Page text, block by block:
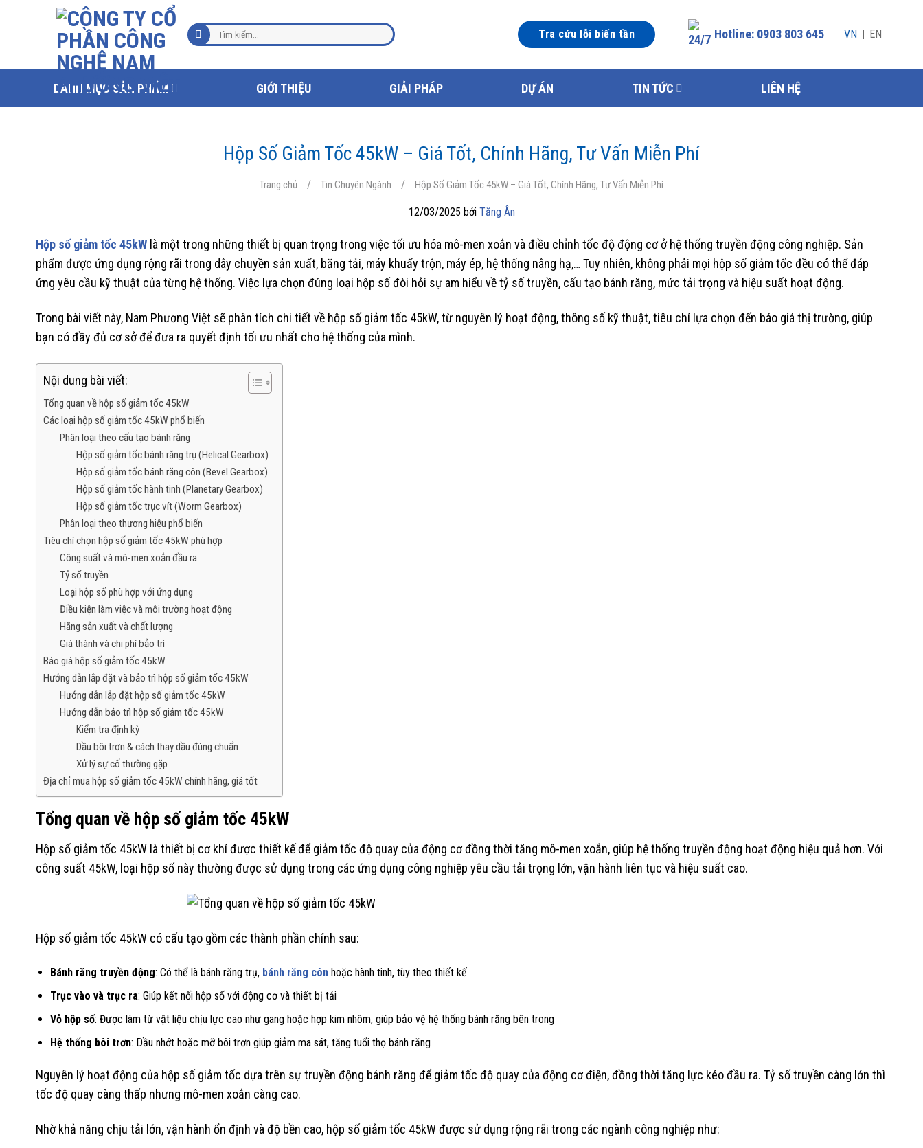
Tìm
kiếm:
Tra cứu lỗi biến tần Hotline: 0903 803 645 EN
VN
DANH MỤC SẢN PHẨM GIỚI THIỆU GIẢI PHÁP DỰ ÁN TIN TỨC LIÊN HỆ
Hộp Số Giảm Tốc 45kW – Giá Tốt, Chính Hãng, Tư Vấn Miễn Phí
Trang chủ / Tin Chuyên Ngành / Hộp Số Giảm Tốc 45kW – Giá Tốt, Chính Hãng, Tư Vấn Miễn Phí
12/03/2025 bởi Tăng Ân
Hộp số giảm tốc 45kW là một trong những thiết bị quan trọng trong việc tối ưu hóa mô-men xoắn và điều chỉnh tốc độ động cơ ở hệ thống truyền động công nghiệp. Sản
phẩm được ứng dụng rộng rãi trong dây chuyền sản xuất, băng tải, máy khuấy trộn, máy ép, hệ thống nâng hạ,… Tuy nhiên, không phải mọi hộp số giảm tốc đều có thể đáp
ứng yêu cầu kỹ thuật của từng hệ thống. Việc lựa chọn đúng loại hộp số đòi hỏi sự am hiểu về tỷ số truyền, cấu tạo bánh răng, mức tải trọng và hiệu suất hoạt động.
Trong bài viết này, Nam Phương Việt sẽ phân tích chi tiết về hộp số giảm tốc 45kW, từ nguyên lý hoạt động, thông số kỹ thuật, tiêu chí lựa chọn đến báo giá thị trường, giúp
bạn có đầy đủ cơ sở để đưa ra quyết định tối ưu nhất cho hệ thống của mình.
Nội dung bài viết:
Tổng quan về hộp số giảm tốc 45kW
Các loại hộp số giảm tốc 45kW phổ biến
Phân loại theo cấu tạo bánh răng
Hộp số giảm tốc bánh răng trụ (Helical Gearbox)
Hộp số giảm tốc bánh răng côn (Bevel Gearbox)
Hộp số giảm tốc hành tinh (Planetary Gearbox)
Hộp số giảm tốc trục vít (Worm Gearbox)
Phân loại theo thương hiệu phổ biến
Tiêu chí chọn hộp số giảm tốc 45kW phù hợp
Công suất và mô-men xoắn đầu ra
Tỷ số truyền
Loại hộp số phù hợp với ứng dụng
Điều kiện làm việc và môi trường hoạt động
Hãng sản xuất và chất lượng
Giá thành và chi phí bảo trì
Báo giá hộp số giảm tốc 45kW
Hướng dẫn lắp đặt và bảo trì hộp số giảm tốc 45kW
Hướng dẫn lắp đặt hộp số giảm tốc 45kW
Hướng dẫn bảo trì hộp số giảm tốc 45kW
Kiểm tra định kỳ
Dầu bôi trơn & cách thay dầu đúng chuẩn
Xử lý sự cố thường gặp
Địa chỉ mua hộp số giảm tốc 45kW chính hãng, giá tốt
Tổng quan về hộp số giảm tốc 45kW
Hộp số giảm tốc 45kW là thiết bị cơ khí được thiết kế để giảm tốc độ quay của động cơ đồng thời tăng mô-men xoắn, giúp hệ thống truyền động hoạt động hiệu quả hơn. Với
công suất 45kW, loại hộp số này thường được sử dụng trong các ứng dụng công nghiệp yêu cầu tải trọng lớn, vận hành liên tục và hiệu suất cao.
Hộp số giảm tốc 45kW có cấu tạo gồm các thành phần chính sau:
Bánh răng truyền động: Có thể là bánh răng trụ, bánh răng cônhoặc hành tinh, tùy theo thiết kế
Trục vào và trục ra: Giúp kết nối hộp số với động cơ và thiết bị tải
Vỏ hộp số: Được làm từ vật liệu chịu lực cao như gang hoặc hợp kim nhôm, giúp bảo vệ hệ thống bánh răng bên trong
Hệ thống bôi trơn: Dầu nhớt hoặc mỡ bôi trơn giúp giảm ma sát, tăng tuổi thọ bánh răng
Nguyên lý hoạt động của hộp số giảm tốc dựa trên sự truyền động bánh răng để giảm tốc độ quay của động cơ điện, đồng thời tăng lực kéo đầu ra. Tỷ số truyền càng lớn thì
tốc độ quay càng thấp nhưng mô-men xoắn càng cao.
Nhờ khả năng chịu tải lớn, vận hành ổn định và độ bền cao, hộp số giảm tốc 45kW được sử dụng rộng rãi trong các ngành công nghiệp như: